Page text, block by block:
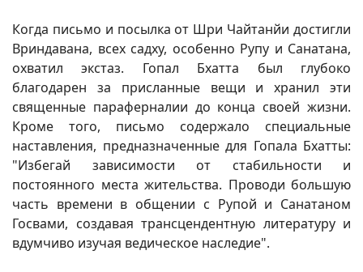
Когда письмо и посылка от Шри Чайтанйи достигли
Вриндавана, всех садху, особенно Рупу и Санатана,
охватил экстаз. Гопал Бхатта был глубоко
благодарен за присланные вещи и хранил эти
священные параферналии до конца своей жизни.
Кроме того, письмо содержало специальные
наставления, предназначенные для Гопала Бхатты:
"Избегай зависимости от стабильности и
постоянного места жительства. Проводи большую
часть времени в общении с Рупой и Санатаном
Госвами, создавая трансцендентную литературу и
вдумчиво изучая ведическое наследие".